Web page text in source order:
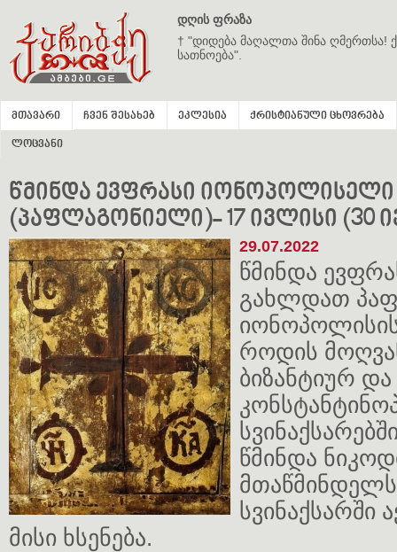
დღის ფრაზა
† "დიდება მაღალთა შინა ღმერთსა!
სათნოება".
მთავარი ჩვენ შესახებ ეკლესია ქრისტიანული ცხოვრება
ლოცვანი
წმინდა ევფრასი იონოპოლისელი
(პაფლაგონიელი)- 17 ივლისი (30
29.07.2022
წმინდა
გახლდათ
როდის
ბიზანტიურ
წმინდა
სვინაქსარში
მისი ხსენება.